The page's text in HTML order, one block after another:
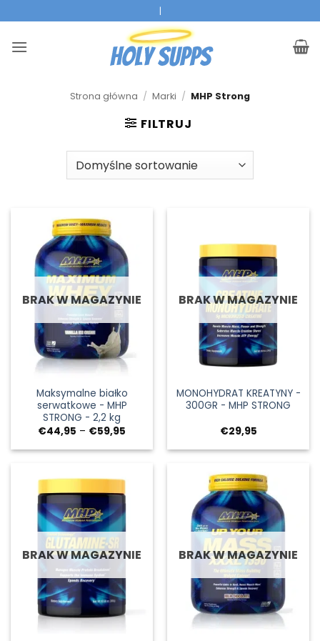
do
treści
|
Strona główna / Marki / MHP Strong
FILTRUJ
BRAK W MAGAZYNIE
Maksymalne białko
serwatkowe - MHP
STRONG - 2,2 kg
€44,95 – €59,95
od
BRAK W MAGAZYNIE
MONOHYDRAT KREATYNY -
300GR - MHP STRONG
€29,95
BRAK W MAGAZYNIE BRAK W MAGAZYNIE